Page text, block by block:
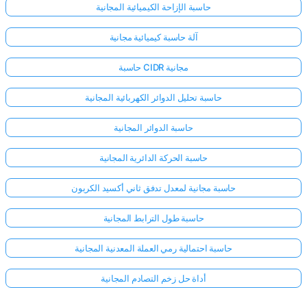
حاسبة الإزاحة الكيميائية المجانية
آلة حاسبة كيميائية مجانية
حاسبة CIDR مجانية
حاسبة تحليل الدوائر الكهربائية المجانية
حاسبة الدوائر المجانية
حاسبة الحركة الدائرية المجانية
حاسبة مجانية لمعدل تدفق ثاني أكسيد الكربون
حاسبة طول الترابط المجانية
حاسبة احتمالية رمي العملة المعدنية المجانية
أداة حل زخم التصادم المجانية